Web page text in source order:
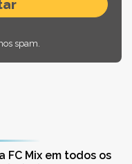
spam.
FC Mix em todos os